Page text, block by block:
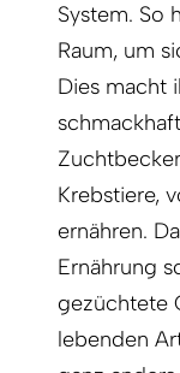
System. So
Raum, um
Dies macht
Krebstiere,
ernähren.
Ernährung
gezüchtete
lebenden